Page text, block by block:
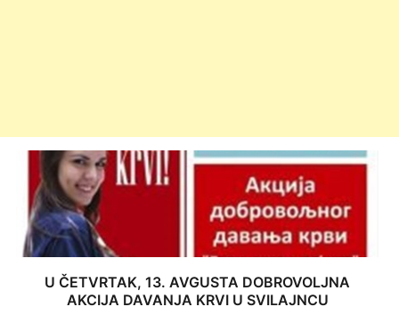
U ČETVRTAK, 13. AVGUSTA DOBROVOLJNA
AKCIJA DAVANJA KRVI U SVILAJNCU